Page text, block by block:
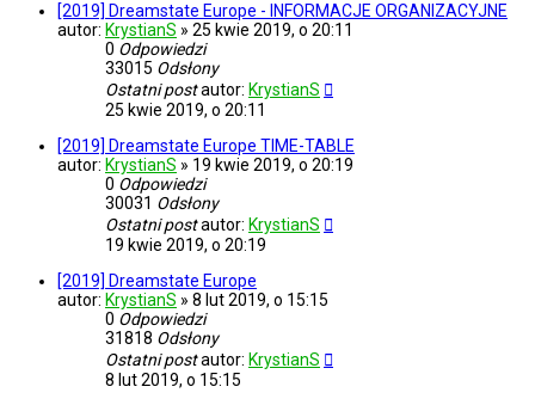
[2019] Dreamstate Europe - INFORMACJE ORGANIZACYJNE
autor: KrystianS » 25 kwie 2019, o 20:11
0 Odpowiedzi
33015 Odsłony
Ostatni postautor: KrystianS
25 kwie 2019, o 20:11
[2019] Dreamstate Europe TIME-TABLE
autor: KrystianS » 19 kwie 2019, o 20:19
0 Odpowiedzi
30031 Odsłony
Ostatni postautor: KrystianS
19 kwie 2019, o 20:19
[2019] Dreamstate Europe
autor: KrystianS » 8 lut 2019, o 15:15
0 Odpowiedzi
31818 Odsłony
Ostatni postautor: KrystianS
8 lut 2019, o 15:15